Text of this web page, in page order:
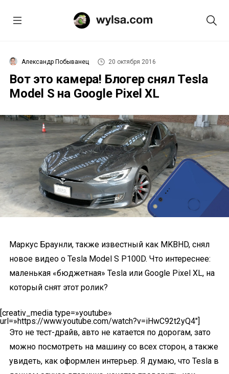
Александр Побыванец 20 октября 2016
Вот это камера! Блогер снял Tesla
Model S на Google Pixel XL
Маркус Браунли, также известный как MKBHD, снял
новое видео о Tesla Model S P100D. Что интереснее:
маленькая «бюджетная» Tesla или Google Pixel XL, на
который снят этот ролик?
[creativ_media type=»youtube»
url=»https://www.youtube.com/watch?v=iHwC92t2yQ4″]
Это не тест-драйв, авто не катается по дорогам, зато
можно посмотреть на машину со всех сторон, а также
увидеть, как оформлен интерьер. Я думаю, что Tesla в